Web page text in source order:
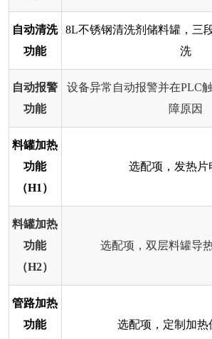
自动清洗
功能
8L不锈钢清洗剂储料罐，三
洗
自动报警
功能
设备异常自动报警并在PLC
障原因
料罐加热
功能
（H1）
选配项，发热片
料罐加热
功能
（H2）
选配项，双层料罐导
管路加热
功能
选配项，定制加热